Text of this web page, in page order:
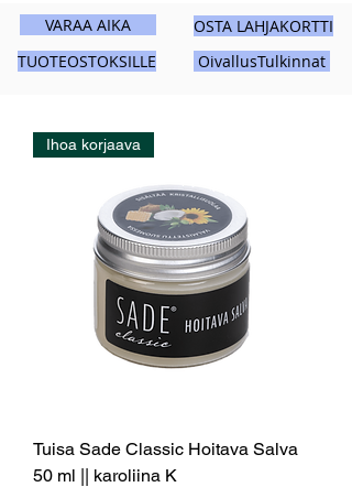
VARAA AIKA
TUOTEOSTOKSILLE
OSTA LAHJAKORTTI
OivallusTulkinnat
Ihoa korjaava
Tuisa Sade Classic Hoitava Salva
50 ml || karoliina K